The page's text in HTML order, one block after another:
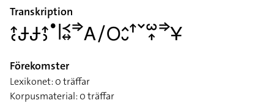
Transkription
􌤴􌥗􌥂􌥂􌤴􌤶􌤟􌥼􌥹􌦉􌦆􌤤􌥠􌥆􌤵􌤷􌦃􌥧􌥱􌥾􌦆􌥃
Förekomster
Lexikonet: 0 träffar
Korpusmaterial: 0 träffar